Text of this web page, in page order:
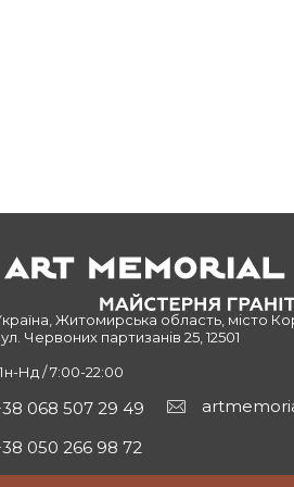
Житомирська область, місто
Червоних партизанів 25, 12501
Нд / 7:00-22:00
068 507 29 49
050 266 98 72